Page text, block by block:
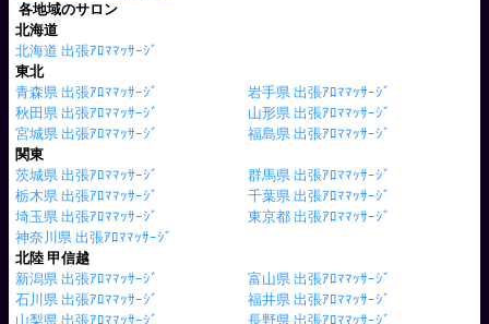
各地域のサロン
北海道
北海道 出張ｱﾛﾏﾏｯｻｰｼﾞ
東北
青森県 出張ｱﾛﾏﾏｯｻｰｼﾞ
岩手県 出張ｱﾛﾏﾏｯｻｰｼﾞ
秋田県 出張ｱﾛﾏﾏｯｻｰｼﾞ
山形県 出張ｱﾛﾏﾏｯｻｰｼﾞ
宮城県 出張ｱﾛﾏﾏｯｻｰｼﾞ
福島県 出張ｱﾛﾏﾏｯｻｰｼﾞ
関東
茨城県 出張ｱﾛﾏﾏｯｻｰｼﾞ
群馬県 出張ｱﾛﾏﾏｯｻｰｼﾞ
栃木県 出張ｱﾛﾏﾏｯｻｰｼﾞ
千葉県 出張ｱﾛﾏﾏｯｻｰｼﾞ
埼玉県 出張ｱﾛﾏﾏｯｻｰｼﾞ
東京都 出張ｱﾛﾏﾏｯｻｰｼﾞ
神奈川県 出張ｱﾛﾏﾏｯｻｰｼﾞ
北陸 甲信越
新潟県 出張ｱﾛﾏﾏｯｻｰｼﾞ
富山県 出張ｱﾛﾏﾏｯｻｰｼﾞ
石川県 出張ｱﾛﾏﾏｯｻｰｼﾞ
福井県 出張ｱﾛﾏﾏｯｻｰｼﾞ
山梨県 出張ｱﾛﾏﾏｯｻｰｼﾞ
長野県 出張ｱﾛﾏﾏｯｻｰｼﾞ